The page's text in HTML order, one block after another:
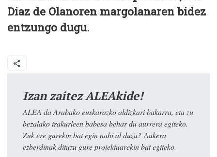
Diaz de Olanoren margolanaren bidez
entzungo dugu.
Izan zaitez ALEAkide!
ALEA da Arabako euskarazko aldizkari bakarra, eta zu
bezalako irakurleen babesa behar du aurrera egiteko.
Zuk ere gurekin bat egin nahi al duzu? Aukera
ezberdinak dituzu gure proiektuarekin bat egiteko.